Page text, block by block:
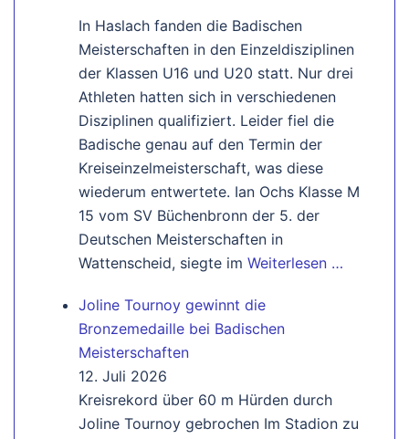
In Haslach fanden die Badischen
Meisterschaften in den Einzeldisziplinen
der Klassen U16 und U20 statt. Nur drei
Athleten hatten sich in verschiedenen
Disziplinen qualifiziert. Leider fiel die
Badische genau auf den Termin der
Kreiseinzelmeisterschaft, was diese
wiederum entwertete. Ian Ochs Klasse M
15 vom SV Büchenbronn der 5. der
Deutschen Meisterschaften in
Wattenscheid, siegte im Weiterlesen …
Joline Tournoy gewinnt die
Bronzemedaille bei Badischen
Meisterschaften
12. Juli 2026
Kreisrekord über 60 m Hürden durch
Joline Tournoy gebrochen Im Stadion zu